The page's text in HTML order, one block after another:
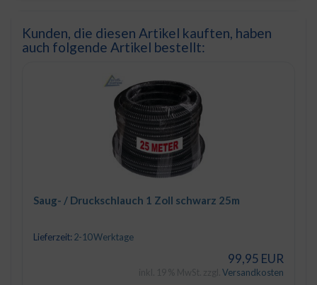
Kunden, die diesen Artikel kauften, haben
auch folgende Artikel bestellt:
Saug- / Druckschlauch 1 Zoll schwarz 25m
Lieferzeit: 2-10 Werktage
99,95 EUR
Versandkosten